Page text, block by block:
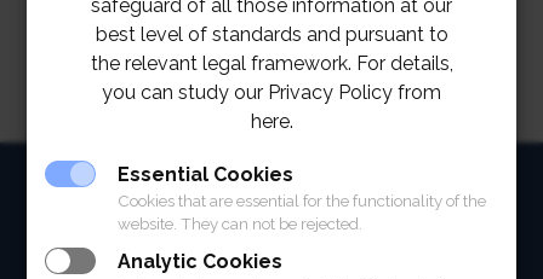
HOME
ABOUT
safeguard of all those information at our
best level of standards and pursuant to
the relevant legal framework. For details,
you can study our Privacy Policy from
here.
Essential Cookies
Cookies that are essential for the functionality of the
website. They can not be rejected.
Analytic Cookies